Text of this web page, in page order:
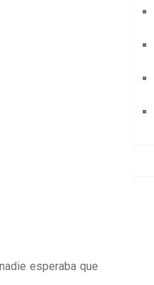
esperaba que